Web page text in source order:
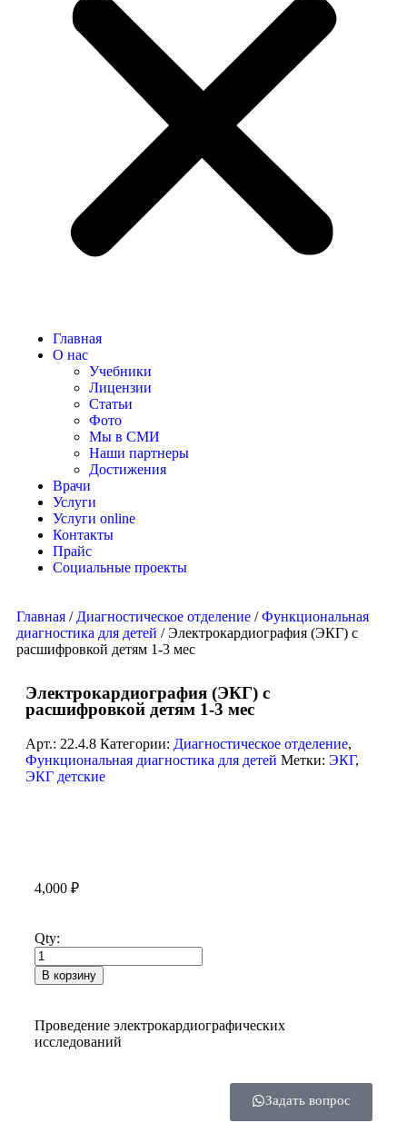
Главная
О нас
Учебники
Лицензии
Статьи
Фото
Мы в СМИ
Наши партнеры
Достижения
Врачи
Услуги
Услуги online
Контакты
Прайс
Социальные проекты
Главная / Диагностическое отделение /Функциональная
диагностика для детей / Электрокардиография (ЭКГ) с
расшифровкой детям 1-3 мес
Электрокардиография (ЭКГ) с
расшифровкой детям 1-3 мес
Арт.: 22.4.8 Категории: Диагностическое отделение,
Функциональная диагностика для детей Метки: ЭКГ,
ЭКГ детские
4,000 ₽
Qty:
В корзину
Проведение электрокардиографических
исследований
Задать вопрос